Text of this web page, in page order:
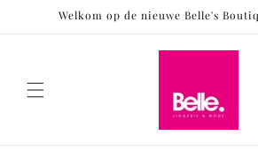
naar deWelkom op de nieuwe Belle's